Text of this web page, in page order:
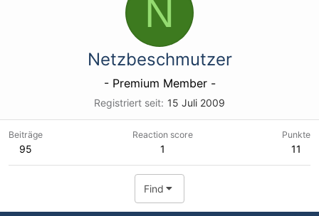
N
Netzbeschmutzer
- Premium Member -
Registriert seit 15 Juli 2009
Beiträge
95
Reaction score
1
Punkte
11
Find